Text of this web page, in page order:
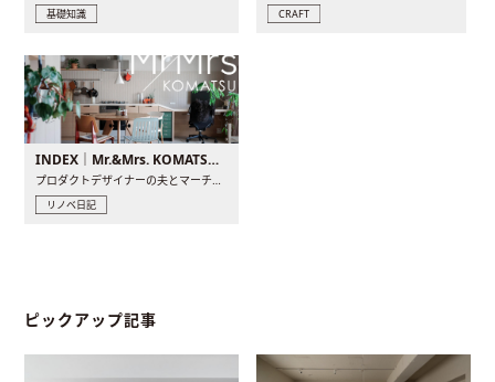
基礎知識 CRAFT
INDEX｜Mr.&Mrs. KOMATSU renovation diary
リノベ日記
ピックアップ記事